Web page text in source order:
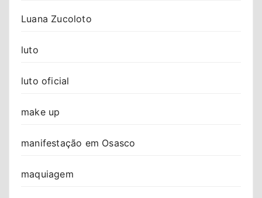
Luana Zucoloto
luto
luto oficial
make up
manifestação em Osasco
maquiagem